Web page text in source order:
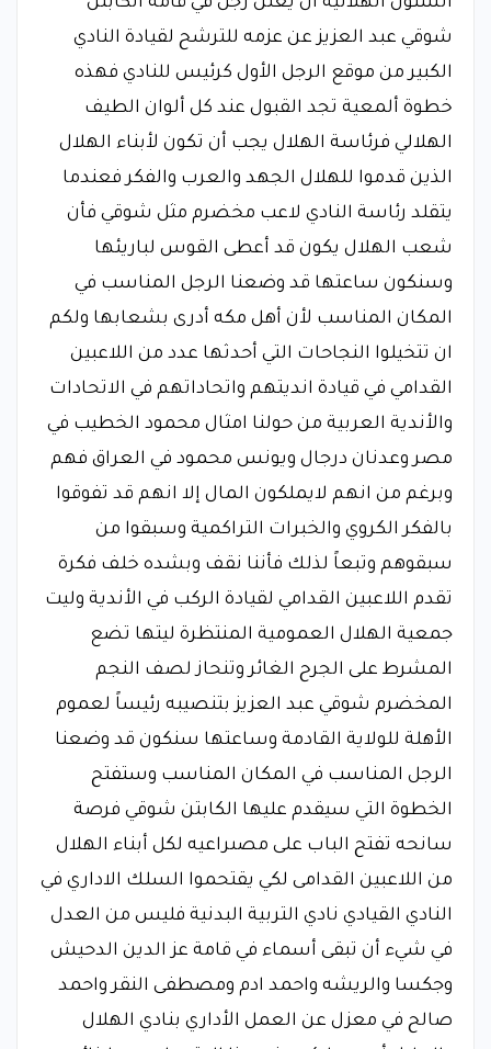
شوقي عبد العزيز عن عزمه للترشح لقيادة النادي
الكبير من موقع الرجل الأول كرئيس للنادي فهذه
خطوة ألمعية تجد القبول عند كل ألوان الطيف
الهلالي فرئاسة الهلال يجب أن تكون لأبناء الهلال
الذين قدموا للهلال الجهد والعرب والفكر فعندما
يتقلد رئاسة النادي لاعب مخضرم مثل شوقي فأن
شعب الهلال يكون قد أعطى القوس لباريئها
وسنكون ساعتها قد وضعنا الرجل المناسب في
المكان المناسب لأن أهل مكه أدرى بشعابها ولكم
ان تتخيلوا النجاحات التي أحدثها عدد من اللاعبين
القدامي في قيادة انديتهم واتحاداتهم في الاتحادات
والأندية العربية من حولنا امثال محمود الخطيب في
مصر وعدنان درجال ويونس محمود في العراق فهم
وبرغم من انهم لايملكون المال إلا انهم قد تفوقوا
بالفكر الكروي والخبرات التراكمية وسبقوا من
سبقوهم وتبعاً لذلك فأننا نقف وبشده خلف فكرة
تقدم اللاعبين القدامي لقيادة الركب في الأندية وليت
جمعية الهلال العمومية المنتظرة ليتها تضع
المشرط على الجرح الغائر وتنحاز لصف النجم
المخضرم شوقي عبد العزيز بتنصيبه رئيساً لعموم
الأهلة للولاية القادمة وساعتها سنكون قد وضعنا
الرجل المناسب في المكان المناسب وستفتح
الخطوة التي سيقدم عليها الكابتن شوقي فرصة
سانحه تفتح الباب على مصىراعيه لكل أبناء الهلال
من اللاعبين القدامى لكي يقتحموا السلك الاداري في
النادي القيادي نادي التربية البدنية فليس من العدل
في شيء أن تبقى أسماء في قامة عز الدين الدحيش
وجكسا والريشه واحمد ادم ومصطفى النقر واحمد
صالح في معزل عن العمل الأداري بنادي الهلال